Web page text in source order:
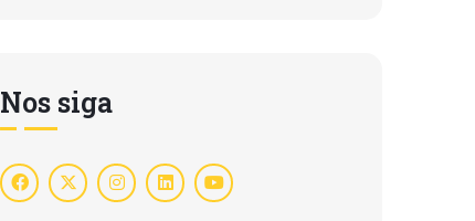
Nos siga